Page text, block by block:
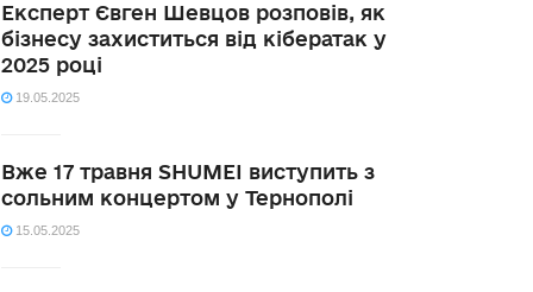
Експерт Євген Шевцов розповів, як
бізнесу захиститься від кібератак у
2025 році
19.05.2025
Вже 17 травня SHUMEI виступить з
сольним концертом у Тернополі
15.05.2025